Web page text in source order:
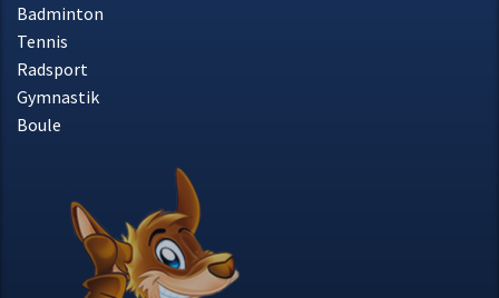
Badminton
Tennis
Radsport
Gymnastik
Boule